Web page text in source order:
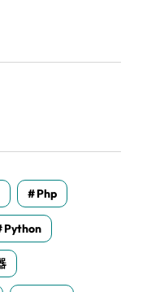
Php
Python